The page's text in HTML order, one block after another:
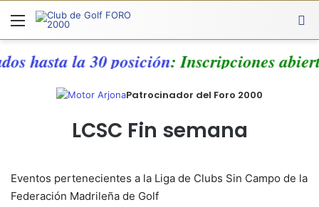
Menú
hasta la 30 posición: Inscripciones
Patrocinador del Foro 2000
LCSC Fin semana
Eventos pertenecientes a la Liga de Clubs Sin Campo de la
Federación Madrileña de Golf